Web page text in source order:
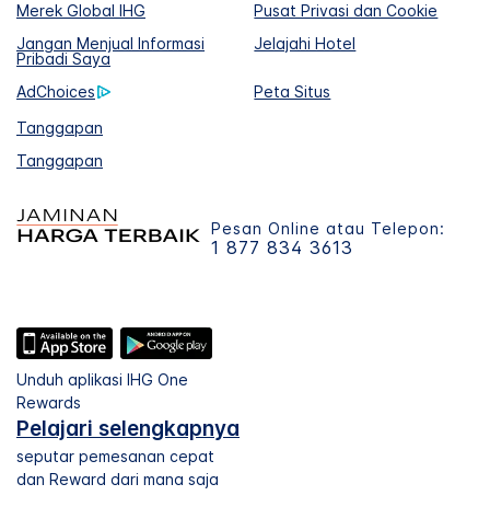
Merek Global IHG
Pusat Privasi dan Cookie
Jangan Menjual Informasi
Pribadi Saya
Jelajahi Hotel
AdChoices
Peta Situs
Tanggapan
Tanggapan
Pesan Online atau Telepon:
1 877 834 3613
Unduh aplikasi IHG One
Rewards
Pelajari selengkapnya
seputar pemesanan cepat
dan Reward dari mana saja